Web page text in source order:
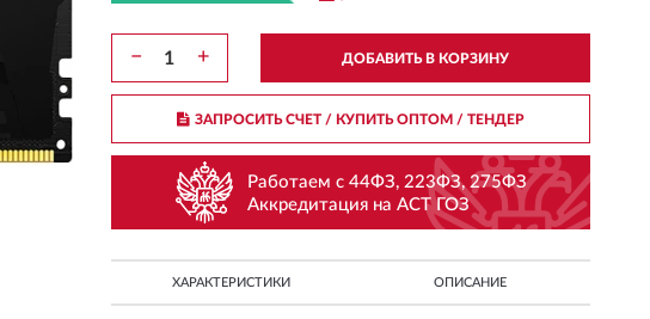
− + ДОБАВИТЬ В КОРЗИНУ
ЗАПРОСИТЬ СЧЕТ / КУПИТЬ ОПТОМ/ ТЕНДЕР
Работаем с 44ФЗ, 223ФЗ, 275ФЗ
Аккредитация на АСТ ГОЗ
ХАРАКТЕРИСТИКИ ОПИСАНИЕ